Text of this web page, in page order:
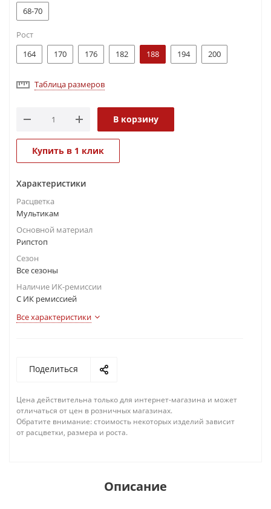
68-70
Рост
164
170 176 182 188 194 200
Таблица размеров
В корзину
Купить в 1 клик
Характеристики
Расцветка
Мультикам
Основной материал
Рипстоп
Сезон
Все сезоны
Наличие ИК-ремиссии
С ИК ремиссией
Все характеристики
Поделиться
Цена действительна только для интернет-магазина и может
отличаться от цен в розничных магазинах.
Обратите внимание: стоимость некоторых изделий зависит
от расцветки, размера и роста.
Описание